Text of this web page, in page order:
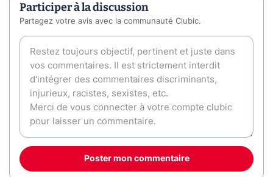
Participer à la discussion
Partagez votre avis avec la communauté Clubic.
Poster mon commentaire